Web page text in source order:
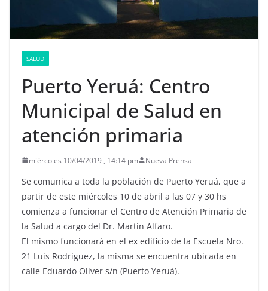
SALUD
Puerto Yeruá: Centro
Municipal de Salud en
atención primaria
miércoles 10/04/2019 , 14:14 pm Nueva Prensa
Se comunica a toda la población de Puerto Yeruá, que a
partir de este miércoles 10 de abril a las 07 y 30 hs
comienza a funcionar el Centro de Atención Primaria de
la Salud a cargo del Dr. Martín Alfaro.
El mismo funcionará en el ex edificio de la Escuela Nro.
21 Luis Rodríguez, la misma se encuentra ubicada en
calle Eduardo Oliver s/n (Puerto Yeruá).